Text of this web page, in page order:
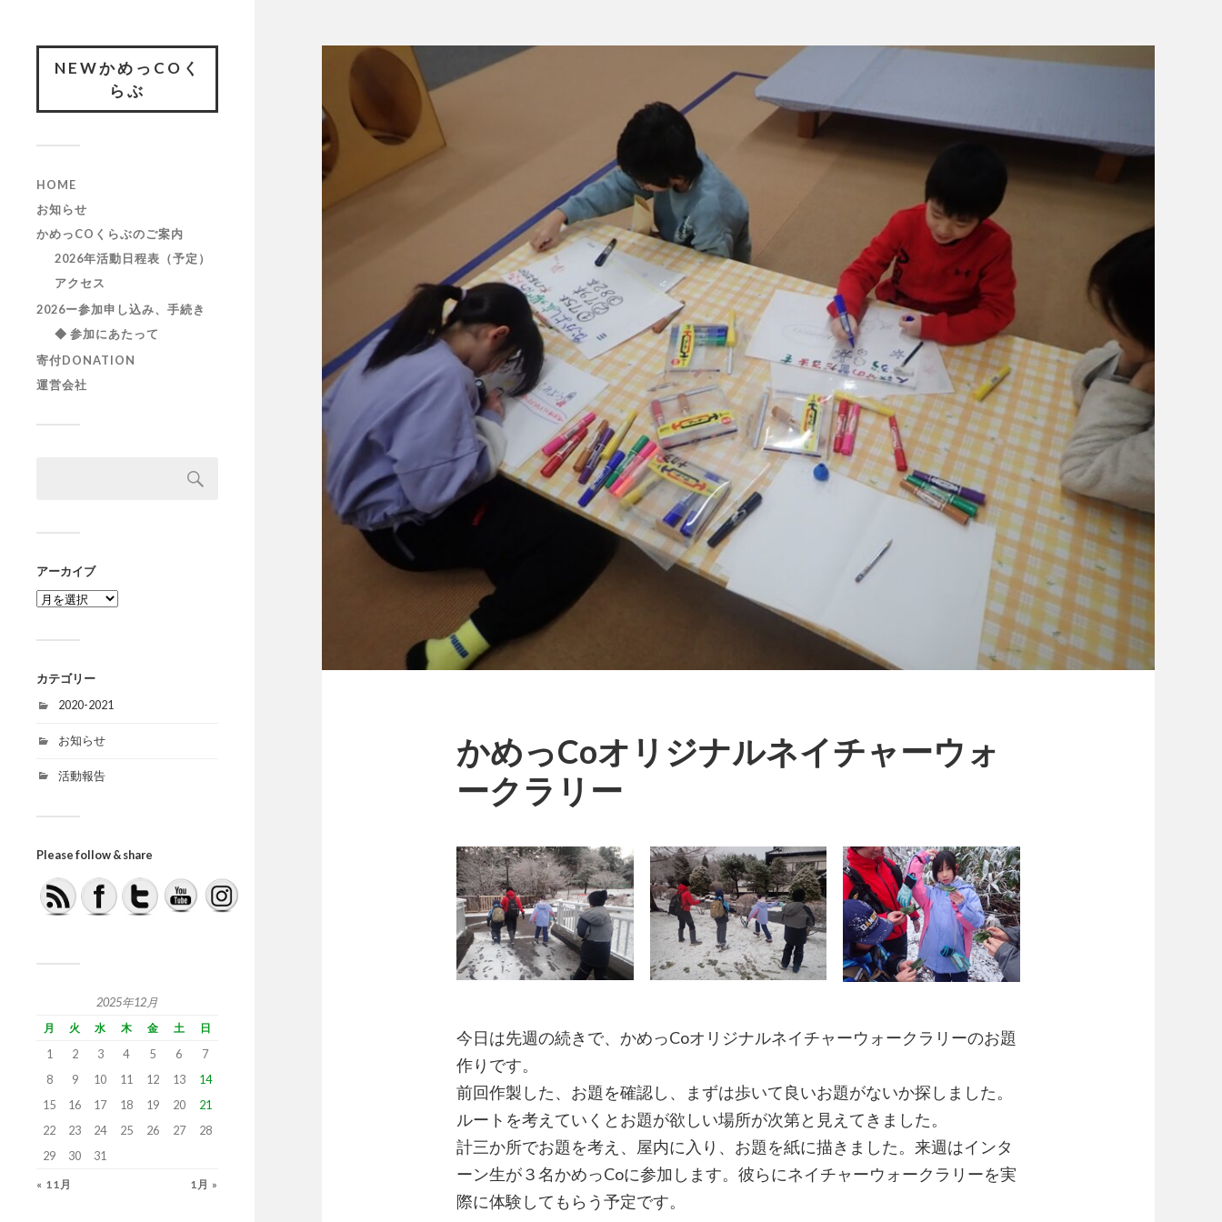
NEWかめっCOく
らぶ
HOME
お知らせ
かめっCOくらぶのご案内
2026年活動日程表（予定）
アクセス
2026ー参加申し込み、手続き
◆ 参加にあたって
寄付DONATION
運営会社
アーカイブ
カテゴリー
2020-2021
お知らせ
活動報告
Please follow & share
2025年12月
月 火 水 木 金 土 日
1 2 3 4 5 6
7
8
9 10 11 12 13
14
15
16 17 18 19 20
21
22
23 24 25 26 27
28
29
30 31
« 11月 1月 »
かめっCoオリジナルネイチャーウォ
ークラリー
今日は先週の続きで、かめっCoオリジナルネイチャーウォークラリーのお題
作りです。
前回作製した、お題を確認し、まずは歩いて良いお題がないか探しました。
ルートを考えていくとお題が欲しい場所が次第と見えてきました。
計三か所でお題を考え、屋内に入り、お題を紙に描きました。来週はインタ
ーン生が３名かめっCoに参加します。彼らにネイチャーウォークラリーを実
際に体験してもらう予定です。